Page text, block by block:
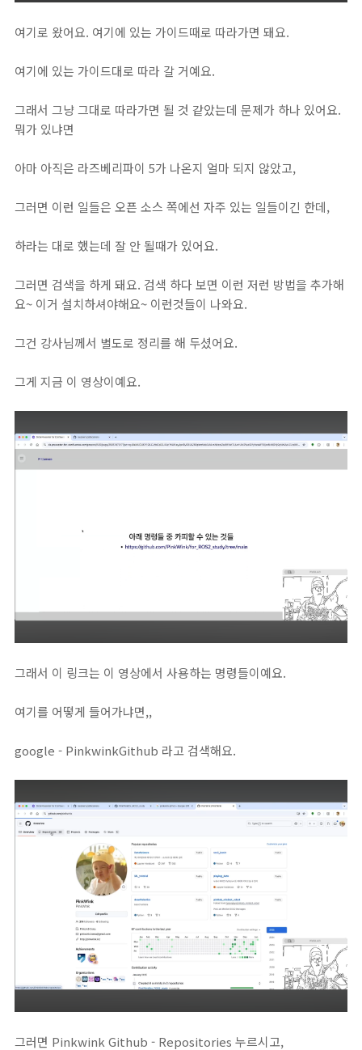
여기로 왔어요. 여기에 있는 가이드때로 따라가면 돼요.
여기에 있는 가이드대로 따라 갈 거예요.
그래서 그냥 그대로 따라가면 될 것 같았는데 문제가 하나 있어요.
뭐가 있냐면
아마 아직은 라즈베리파이 5가 나온지 얼마 되지 않았고,
그러면 이런 일들은 오픈 소스 쪽에선 자주 있는 일들이긴 한데,
하라는 대로 했는데 잘 안 될때가 있어요.
그러면 검색을 하게 돼요. 검색 하다 보면 이런 저런 방법을 추가해
요~ 이거 설치하셔야해요~ 이런것들이 나와요.
그건 강사님께서 별도로 정리를 해 두셨어요.
그게 지금 이 영상이예요.
그래서 이 링크는 이 영상에서 사용하는 명령들이예요.
여기를 어떻게 들어가냐면,,
google - PinkwinkGithub 라고 검색해요.
그러면 Pinkwink Github - Repositories 누르시고,